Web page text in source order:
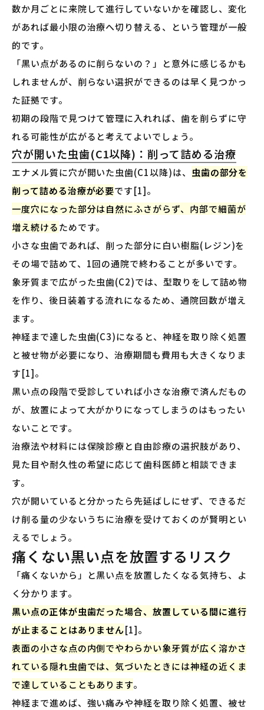
数か月ごとに来院して進行していないかを確認し、変化
があれば最小限の治療へ切り替える、という管理が一般
的です。
「黒い点があるのに削らないの？」と意外に感じるかも
しれませんが、削らない選択ができるのは早く見つかっ
た証拠です。
初期の段階で見つけて管理に入れれば、歯を削らずに守
れる可能性が広がると考えてよいでしょう。
穴が開いた虫歯(C1以降)：削って詰める治療
エナメル質に穴が開いた虫歯(C1以降)は、 虫歯の部分を
削って詰める治療が必要です[1]。
一度穴になった部分は自然にふさがらず、内部で細菌が
増え続けるためです。
小さな虫歯であれば、削った部分に白い樹脂(レジン)を
その場で詰めて、1回の通院で終わることが多いです。
象牙質まで広がった虫歯(C2)では、型取りをして詰め物
を作り、後日装着する流れになるため、通院回数が増え
ます。
神経まで達した虫歯(C3)になると、神経を取り除く処置
と被せ物が必要になり、治療期間も費用も大きくなりま
す[1]。
黒い点の段階で受診していれば小さな治療で済んだもの
が、放置によって大がかりになってしまうのはもったい
ないことです。
治療法や材料には保険診療と自由診療の選択肢があり、
見た目や耐久性の希望に応じて歯科医師と相談できま
す。
穴が開いていると分かったら先延ばしにせず、できるだ
け削る量の少ないうちに治療を受けておくのが賢明とい
えるでしょう。
痛くない黒い点を放置するリスク
「痛くないから」と黒い点を放置したくなる気持ち、よ
く分かります。
黒い点の正体が虫歯だった場合、放置している間に進行
が止まることはありません[1]。
表面の小さな点の内側でやわらかい象牙質が広く溶かさ
れている隠れ虫歯では、気づいたときには神経の近くま
で達していることもあります。
神経まで進めば、強い痛みや神経を取り除く処置、被せ